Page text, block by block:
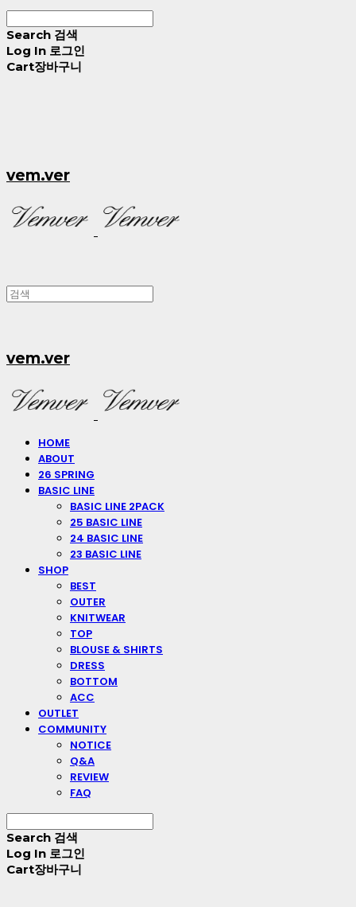
Search 검색
Log In 로그인
Cart장바구니
vem.ver
vem.ver
HOME
ABOUT
26 SPRING
BASIC LINE
BASIC LINE 2PACK
25 BASIC LINE
24 BASIC LINE
23 BASIC LINE
SHOP
BEST
OUTER
KNITWEAR
TOP
BLOUSE & SHIRTS
DRESS
BOTTOM
ACC
OUTLET
COMMUNITY
NOTICE
Q&A
REVIEW
FAQ
Search 검색
Log In 로그인
Cart장바구니